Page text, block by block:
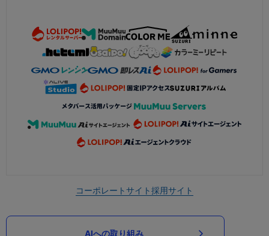
コーポレートサイト採用サイト
AIへの取り組み